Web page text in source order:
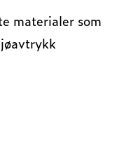
materialer som